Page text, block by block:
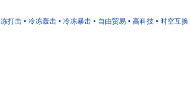
打击 • 冷冻轰击 • 冷冻暴击 • 自由贸易 • 高科技 • 时空互换